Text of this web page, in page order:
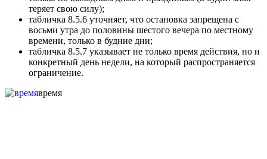
теряет свою силу);
табличка 8.5.6 уточняет, что остановка запрещена с
восьми утра до половины шестого вечера по местному
времени, только в будние дни;
табличка 8.5.7 указывает не только время действия, но и
конкретный день недели, на который распространяется
ограничение.
время